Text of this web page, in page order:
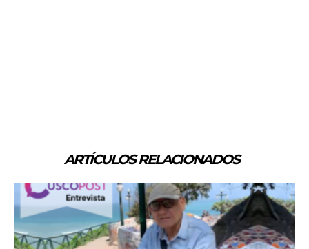
ARTÍCULOS RELACIONADOS